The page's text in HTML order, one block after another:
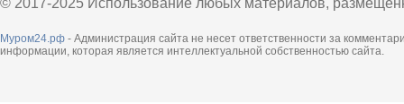
© 2017-2025 Использование любых материалов,
Муром24.рф - Администрация сайта не несет ответственности за
информации, которая является интеллектуальной собственностью сайта.